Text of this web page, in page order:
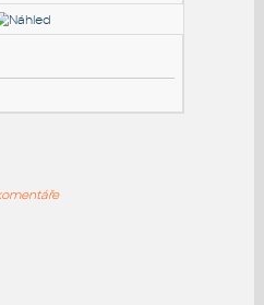
- proutěné křeslo
Van Severen